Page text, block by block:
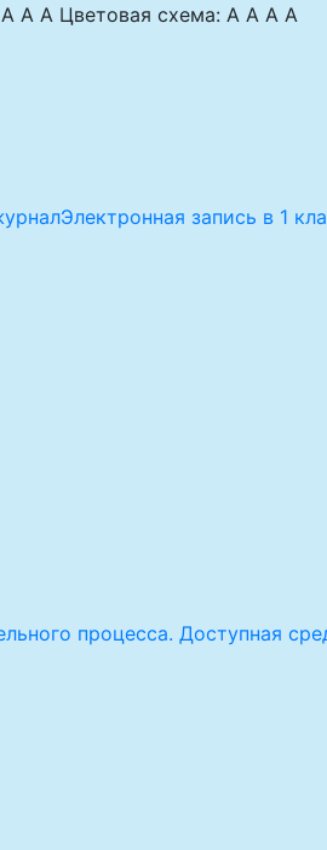
A A A Цветовая схема: A A A A
Электронная запись в 1
процесса. Доступная